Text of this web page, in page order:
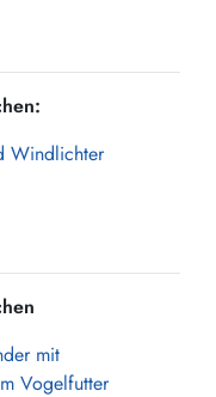
Windlichter
mit
Vogelfutter